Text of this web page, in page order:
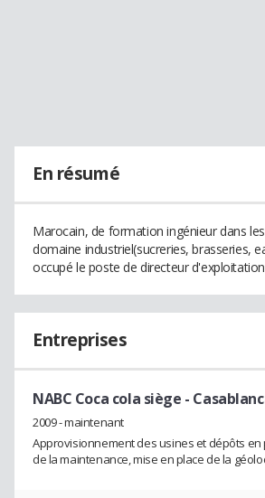
En résumé
Marocain, de formation ingénieur dans
domaine industriel(sucreries, brasseries,
occupé le poste de directeur
Entreprises
NABC Coca cola siège -
2009 - maintenant
Approvisionnement des usines et dépôts
de la maintenance, mise en place de la